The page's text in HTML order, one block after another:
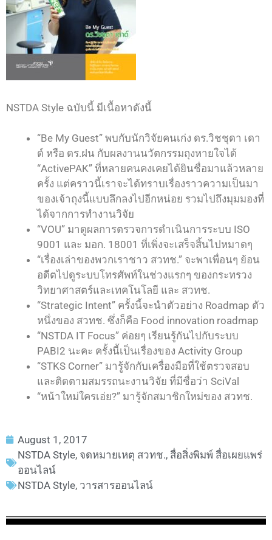
NSTDA Style ฉบับนี้ มีเนื้อหาดังนี้
“Be My Guest” พบกับนักวิจัยคนเก่ง ดร.วิชชุดา เดา
ด์ หรือ ดร.ฝน กับผลงานนวัตกรรมถุงหายใจได้
“ActivePAK” ที่หลายคนคงเคยได้ยินชื่อมาแล้วหลาย
ครั้ง แต่คราวนี้เราจะได้ทราบเรื่องราวความเป็นมา
ของเจ้าถุงนี้แบบลึกลงไปอีกหน่อย รวมไปถึงมุมมองที่
ได้จากการทำงานวิจัย
“VOU” มาดูผลการตรวจการดำเนินการระบบ ISO
9001 และ มอก. 18001 ที่เพิ่งจะเสร็จสิ้นไปหมาดๆ
“เรื่องเล่าของพวกเราชาว สวทช.” จะพาเพื่อนๆ ย้อน
อดีตไปดูระบบโทรศัพท์ในช่วงแรกๆ ของกระทรวง
วิทยาศาสตร์และเทคโนโลยี และ สวทช.
“Strategic Intent” ครั้งนี้จะนำตัวอย่าง Roadmap ตัว
หนึ่งของ สวทช. ซึ่งก็คือ Food innovation roadmap
“NSTDA IT Focus” ค่อยๆ เรียนรู้กันไปกับระบบ
PABI2 นะคะ ครั้งนี้เป็นเรื่องของ Activity Group
“STKS Corner” มารู้จักกับเครื่องมือที่ใช้ตรวจสอบ
และติดตามสมรรถนะงานวิจัย ที่มีชื่อว่า SciVal
“หน้าใหม่ใครเอ่ย?” มารู้จักสมาชิกใหม่ของ สวทช.
August 1, 2017
NSTDA Style, จดหมายเหตุ สวทช., สื่อสิ่งพิมพ์ สื่อเผยแพร่
ออนไลน์
NSTDA Style, วารสารออนไลน์